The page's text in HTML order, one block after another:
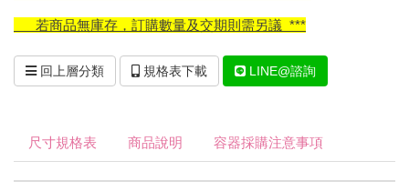
若商品無庫存，訂購數量及交期則需另議 ***
回上層分類 規格表下載 LINE@諮詢
尺寸規格表 商品說明 容器採購注意事項